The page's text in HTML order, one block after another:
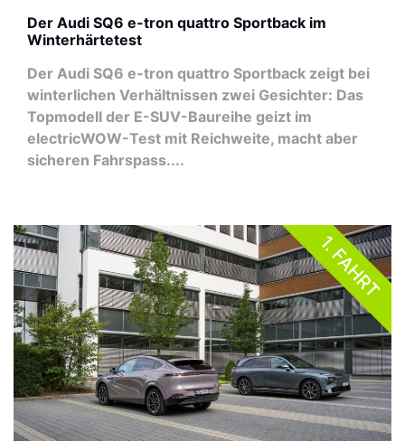
Der Audi SQ6 e-tron quattro Sportback im
Winterhärtetest
Der Audi SQ6 e-tron quattro Sportback zeigt bei
winterlichen Verhältnissen zwei Gesichter: Das
Topmodell der E-SUV-Baureihe geizt im
electricWOW-Test mit Reichweite, macht aber
sicheren Fahrspass....
1. FAHRT